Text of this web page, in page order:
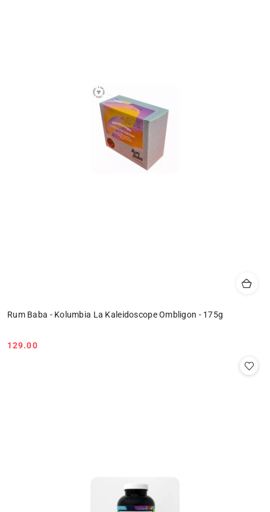
Rum Baba - Kolumbia La Kaleidoscope Ombligon - 175g
Cena:
129.00